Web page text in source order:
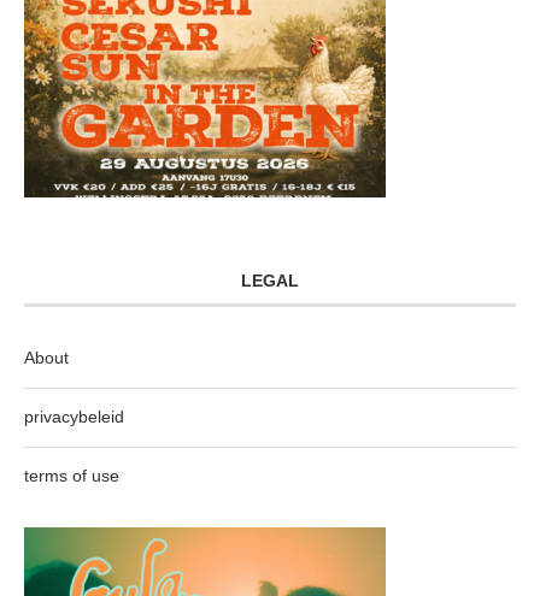
LEGAL
About
privacybeleid
terms of use